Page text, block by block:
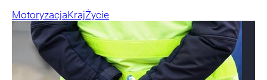
MotoryzacjaKrajŻycie